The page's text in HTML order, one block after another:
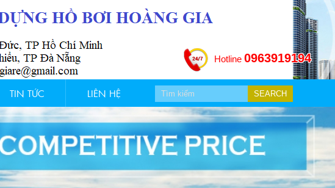
Hotline 0963919194
TIN TỨC LIÊN HỆ SEARCH